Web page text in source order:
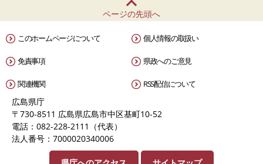
ページの先頭へ
このホームページについて 個人情報の取扱い
免責事項 県政へのご意見
関連機関 RSS配信について
広島県庁
〒730-8511 広島県広島市中区基町10-52
電話：082-228-2111（代表）
法人番号：7000020340006